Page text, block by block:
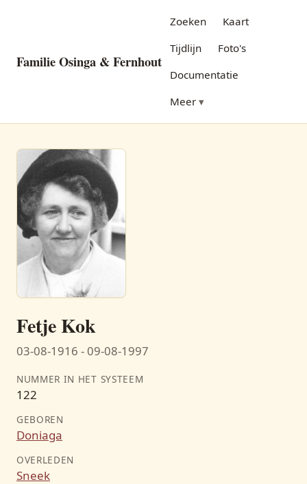
Familie Osinga & Fernhout
Zoeken
Kaart
Tijdlijn
Foto's
Documentatie
Meer
Fetje Kok
03-08-1916 - 09-08-1997
NUMMER IN HET SYSTEEM
122
GEBOREN
Doniaga
OVERLEDEN
Sneek